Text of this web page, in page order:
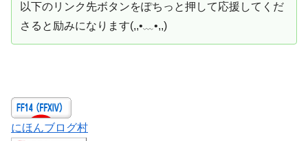
以下のリンク先ボタンをぽちっと押して応援してくだ
さると励みになります(,,•﹏•,,)
にほんブログ村